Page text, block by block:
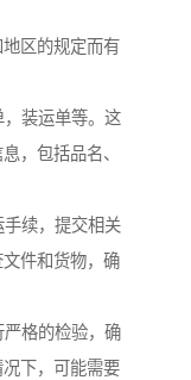
区的规定而有
装运单等。这
，包括品名、
续，提交相关
件和货物，确
格的检验，确
下，可能需要